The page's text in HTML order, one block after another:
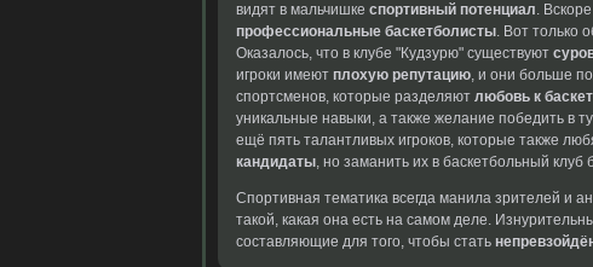
видят в мальчишке спортивный потенциал.
профессиональные баскетболисты. Вот только
Оказалось, что в клубе "Кудзурю" существуют
игроки имеют плохую репутацию, и они больше
спортсменов, которые разделяют любовь к
уникальные навыки, а также желание победить в
ещё пять талантливых игроков, которые также
кандидаты, но заманить их в баскетбольный клуб
Спортивная тематика всегда манила зрителей и
такой, какая она есть на самом деле.
составляющие для того, чтобы стать